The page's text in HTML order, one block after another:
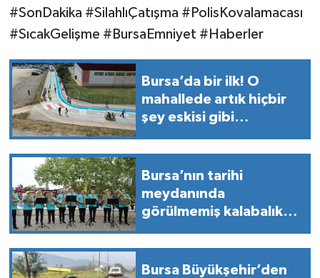
#SonDakika #SilahlıÇatışma #PolisKovalamacası
#SıcakGelişme #BursaEmniyet #Haberler
Bursa’da bir ilk! O
mahallede artık hiçbir
şey eskisi gibi
Bursa’nın tarihi
meydanında
görülmemiş kalabalık
Bursa Büyükşehir’den